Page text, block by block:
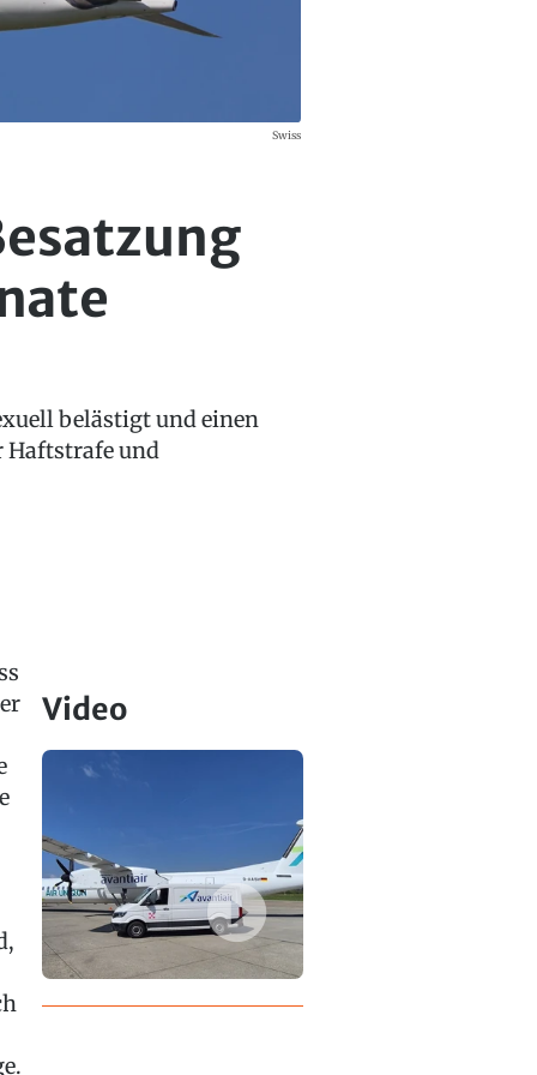
Swiss
belästigt und einen
Haftstrafe und
Video